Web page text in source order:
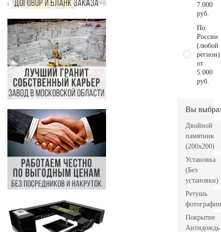
7.000
руб.
По
России
(любой
регион)
от
5.000
руб.
Вы
Двойной
памятник
(200х200)
Установка
(Без
установки)
Ретушь
фотографии
Покрытие
Антидождь